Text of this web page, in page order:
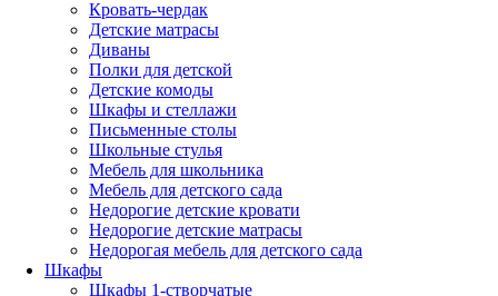
Кровать-чердак
Детские матрасы
Диваны
Полки для детской
Детские комоды
Шкафы и стеллажи
Письменные столы
Школьные стулья
Мебель для школьника
Мебель для детского сада
Недорогие детские кровати
Недорогие детские матрасы
Недорогая мебель для детского сада
Шкафы
Шкафы 1-створчатые